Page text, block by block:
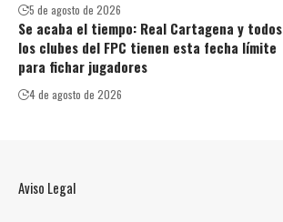
5 de agosto de 2026
Se acaba el tiempo: Real Cartagena y todos
los clubes del FPC tienen esta fecha límite
para fichar jugadores
4 de agosto de 2026
Aviso Legal